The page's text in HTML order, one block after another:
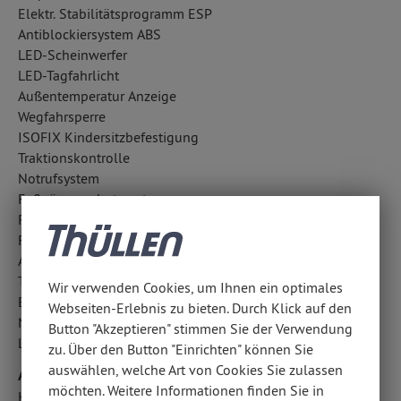
Elektr. Stabilitätsprogramm ESP
Antiblockiersystem ABS
LED-Scheinwerfer
LED-Tagfahrlicht
Außentemperatur Anzeige
Wegfahrsperre
ISOFIX Kindersitzbefestigung
Traktionskontrolle
Notrufsystem
Fußgängerschutzsystem
Regensensor
Fahrlichtautomatik
Aufmerksamkeitsassistent
Totwinkel-Assistent
Berganfahrassistent
Notbremsassistent
Lichtsensor
Airbags
Kopfairbag vorn und hinten
Wir verwenden Cookies, um Ihnen ein optimales
Webseiten-Erlebnis zu bieten. Durch Klick auf den
Button "Akzeptieren" stimmen Sie der Verwendung
zu. Über den Button "Einrichten" können Sie
auswählen, welche Art von Cookies Sie zulassen
möchten. Weitere Informationen finden Sie in